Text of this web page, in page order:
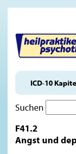
ICD-10
Suchen
F41.2
Angst und